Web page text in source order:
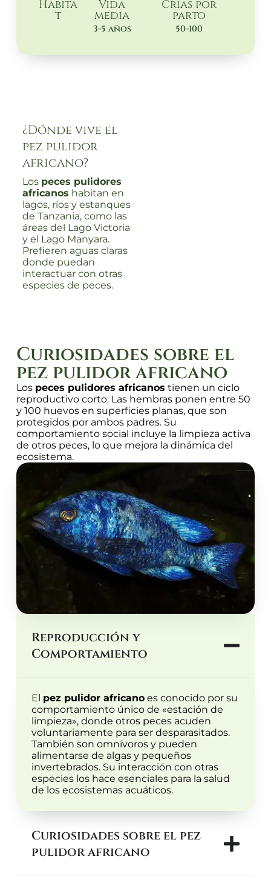
Habita
t
Vida
media
3-5 años
Crias por
parto
50-100
¿Dónde vive el
pez pulidor
africano?
Los peces pulidores
africanos habitan en
lagos, ríos y estanques
de Tanzania, como las
áreas del Lago Victoria
y el Lago Manyara.
Prefieren aguas claras
donde puedan
interactuar con otras
especies de peces.
Curiosidades sobre el
pez pulidor africano
Los peces pulidores africanos tienen un ciclo
reproductivo corto. Las hembras ponen entre 50
y 100 huevos en superficies planas, que son
protegidos por ambos padres. Su
comportamiento social incluye la limpieza activa
de otros peces, lo que mejora la dinámica del
ecosistema.
Reproducción y
Comportamiento
El pez pulidor africanoes conocido por su
comportamiento único de «estación de
limpieza», donde otros peces acuden
voluntariamente para ser desparasitados.
También son omnívoros y pueden
alimentarse de algas y pequeños
invertebrados. Su interacción con otras
especies los hace esenciales para la salud
de los ecosistemas acuáticos.
Curiosidades sobre el pez
pulidor africano